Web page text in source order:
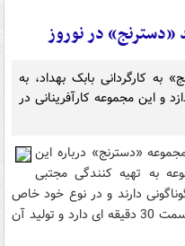
در نوروز
به کارگردانی بابک بهداد، به
و این مجموعه کارآفرینانی در
«دسترنج» درباره این
به تهیه کنندگی مجتبی
دارند و در نوع خود خاص
هستند پرداخته ایم. کار در مجموع 10 قسمت 30 دقیقه ای دارد و تولید آن